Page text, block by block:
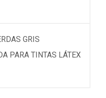
GRIS
PARA TINTAS LÁTEX